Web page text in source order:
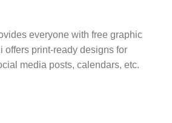
everyone with free graphic
offers print-ready designs for
media posts, calendars, etc.